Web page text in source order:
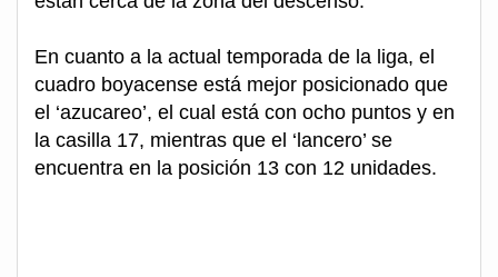
En cuanto a la actual temporada de la liga, el
cuadro boyacense está mejor posicionado que
el ‘azucareo’, el cual está con ocho puntos y en
la casilla 17, mientras que el ‘lancero’ se
encuentra en la posición 13 con 12 unidades.